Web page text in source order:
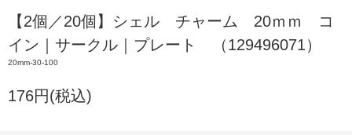
【2個／20個】シェル チャーム 20ｍｍ コ
イン｜サークル｜プレート （129496071）
20mm-30-100
176円(税込)